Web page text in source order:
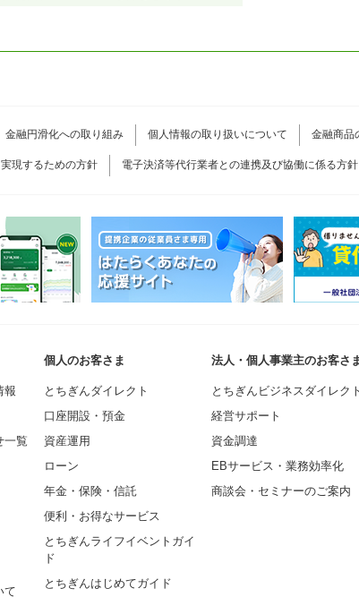
金融円滑化への取り組み 個人情報の取り扱いについて 金融商品
現するための方針 電子決済等代行業者との連携及び協働に係る方針
報
一覧
て
個人のお客さま
とちぎんダイレクト
口座開設・預金
資産運用
ローン
年金・保険・信託
便利・お得なサービス
とちぎんライフイベントガイ
ド
とちぎんはじめてガイド
法人・個人事業主のお客さ
とちぎんビジネスダイレクト
経営サポート
資金調達
EBサービス・業務効率化
商談会・セミナーのご案内